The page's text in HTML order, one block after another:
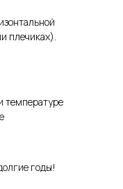
плечиках).
температуре
годы!